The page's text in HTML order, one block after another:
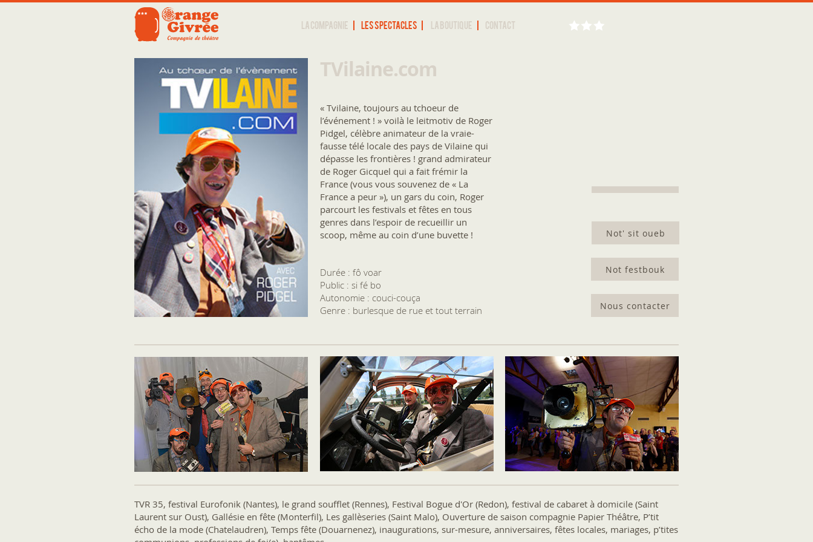
La compagnie Les spectacles La Boutique Contact
TVilaine.com
« Tvilaine, toujours au tchoeur de
l’événement ! » voilà le leitmotiv de Roger
Pidgel, célèbre animateur de la vraie-
fausse télé locale des pays de Vilaine qui
dépasse les frontières ! grand admirateur
de Roger Gicquel qui a fait frémir la
France (vous vous souvenez de « La
France a peur »), un gars du coin, Roger
parcourt les festivals et fêtes en tous
genres dans l’espoir de recueillir un
scoop, même au coin d’une buvette !
Not' sit oueb
Durée : fô voar
Public : si fé bo
Autonomie : couci-couça
Genre : burlesque de rue et tout terrain
Not festbouk
Nous contacter
TVR 35, festival Eurofonik (Nantes), le grand soufflet (Rennes), Festival Bogue d'Or (Redon), festival de cabaret à domicile (Saint
Laurent sur Oust), Gallésie en fête (Monterfil), Les gallèseries (Saint Malo), Ouverture de saison compagnie Papier Théâtre, P’tit
écho de la mode (Chatelaudren), Temps fête (Douarnenez), inaugurations, sur-mesure, anniversaires, fêtes locales, mariages, p’tites